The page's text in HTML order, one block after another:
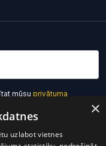
mūsu privātuma
×
uzlabot vietnes